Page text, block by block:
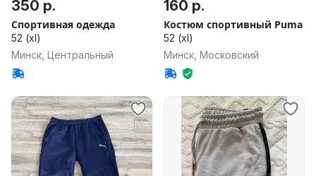
350 р.
Спортивная одежда
52 (xl)
Минск, Центральный
160 р.
Костюм спортивный Puma
52 (xl)
Минск, Московский